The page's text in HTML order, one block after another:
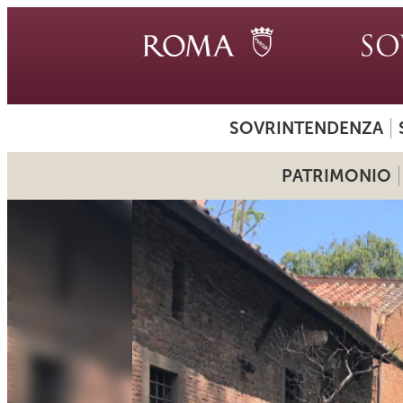
SOVRINTENDENZA
PATRIMONIO